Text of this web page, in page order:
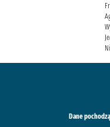
Dane